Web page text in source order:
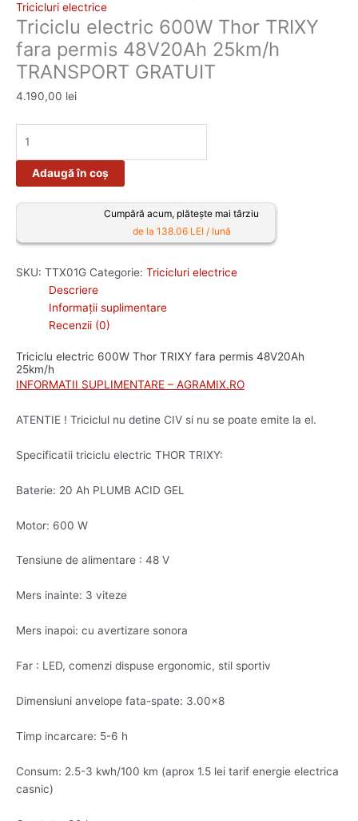
Tricicluri electrice
Triciclu electric 600W Thor TRIXY
fara permis 48V20Ah 25km/h
TRANSPORT GRATUIT
4.190,00 lei
Adaugă în coș
Cumpără acum, plătește mai târziu
de la 138.06 LEI / lună
SKU: TTX01G Categorie: Tricicluri electrice
Descriere
Informații suplimentare
Recenzii (0)
Triciclu electric 600W Thor TRIXY fara permis 48V20Ah
25km/h
INFORMATII SUPLIMENTARE – AGRAMIX.RO
ATENTIE ! Triciclul nu detine CIV si nu se poate emite la el.
Specificatii triciclu electric THOR TRIXY:
Baterie: 20 Ah PLUMB ACID GEL
Motor: 600 W
Tensiune de alimentare : 48 V
Mers inainte: 3 viteze
Mers inapoi: cu avertizare sonora
Far : LED, comenzi dispuse ergonomic, stil sportiv
Dimensiuni anvelope fata-spate: 3.00×8
Timp incarcare: 5-6 h
Consum: 2.5-3 kwh/100 km (aprox 1.5 lei tarif energie electrica
casnic)